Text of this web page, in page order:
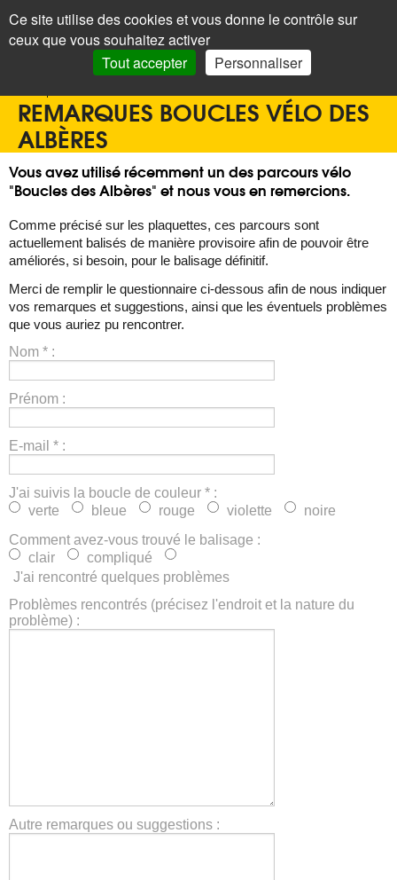
< Menu
LAROQUE
DES ALBÈRES
Office de tourisme>Bouger> Vélo>
REMARQUES BOUCLES VÉLO DES
ALBÈRES
Vous avez utilisé récemment un des parcours vélo
"Boucles des Albères" et nous vous en remercions.
Comme précisé sur les plaquettes, ces parcours sont
actuellement balisés de manière provisoire afin de pouvoir être
améliorés, si besoin, pour le balisage définitif.
Merci de remplir le questionnaire ci-dessous afin de nous indiquer
vos remarques et suggestions, ainsi que les éventuels problèmes
que vous auriez pu rencontrer.
Nom * :
Prénom :
E-mail * :
J'ai suivis la boucle de couleur * :
verte
bleue rouge violette
noire
Comment avez-vous trouvé le balisage :
clair
compliqué
J'ai rencontré quelques problèmes
Problèmes rencontrés (précisez l'endroit et la nature du
problème) :
Autre remarques ou suggestions :
Ce site utilise des cookies et vous donne le contrôle sur
ceux que vous souhaitez activer
Tout accepter
Personnaliser